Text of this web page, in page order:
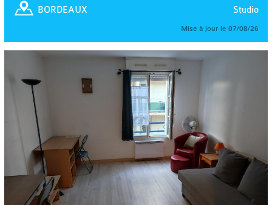
Studio
BORDEAUX
Mise à jour le 07/08/26